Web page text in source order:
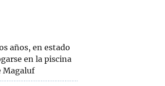
años, en estado
en la piscina
Magaluf